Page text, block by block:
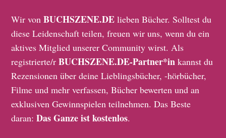
Wir vonBUCHSZENE.DE lieben Bücher. Solltest du
diese Leidenschaft teilen, freuen wir uns, wenn du ein
aktives Mitglied unserer Community wirst. Als
registrierte/rBUCHSZENE.DE-Partner*in kannst du
Rezensionen über deine Lieblingsbücher, -hörbücher,
Filme und mehr verfassen, Bücher bewerten und an
exklusiven Gewinnspielen teilnehmen. Das Beste
daran:Das Ganze ist kostenlos.